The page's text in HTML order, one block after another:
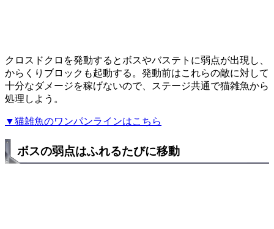
クロスドクロを発動するとボスやバステトに弱点が出現し、
からくりブロックも起動する。発動前はこれらの敵に対して
十分なダメージを稼げないので、ステージ共通で猫雑魚から
処理しよう。
▼猫雑魚のワンパンラインはこちら
ボスの弱点はふれるたびに移動